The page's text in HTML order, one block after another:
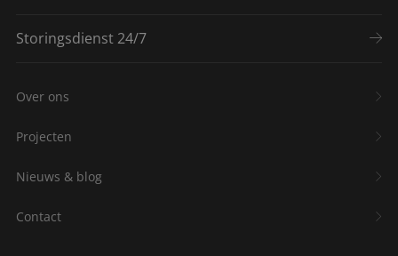
Storingsdienst 24/7
Over ons
Projecten
Nieuws & blog
Contact